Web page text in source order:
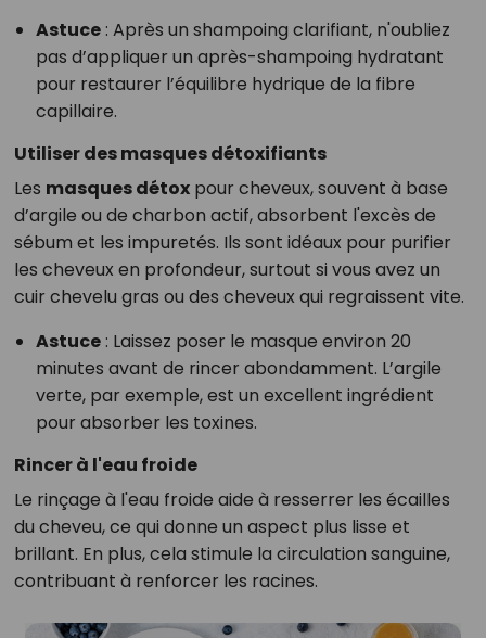
Astuce: Après un shampoing clarifiant, n'oubliez
pas d’appliquer un après-shampoing hydratant
pour restaurer l’équilibre hydrique de la fibre
capillaire.
Utiliser des masques détoxifiants
Les masques détoxpour cheveux, souvent à base
d’argile ou de charbon actif, absorbent l'excès de
sébum et les impuretés. Ils sont idéaux pour purifier
les cheveux en profondeur, surtout si vous avez un
cuir chevelu gras ou des cheveux qui regraissent vite.
Astuce: Laissez poser le masque environ 20
minutes avant de rincer abondamment. L’argile
verte, par exemple, est un excellent ingrédient
pour absorber les toxines.
Rincer à l'eau froide
Le rinçage à l'eau froide aide à resserrer les écailles
du cheveu, ce qui donne un aspect plus lisse et
brillant. En plus, cela stimule la circulation sanguine,
contribuant à renforcer les racines.